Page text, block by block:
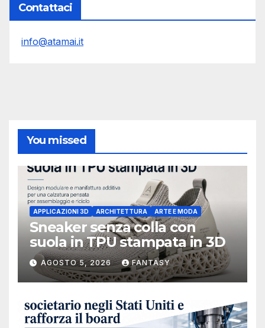
Contattaci
info@atamai.it
You missed
APPLICAZIONI 3D ARCHITETTURA ARTE E MODA
Sneaker senza colla con
suola in TPU stampata in 3D
AGOSTO 5, 2026 FANTASY